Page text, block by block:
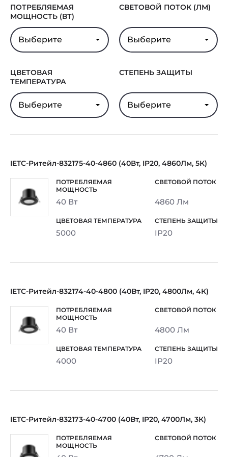
ПОТРЕБЛЯЕМАЯ
МОЩНОСТЬ (ВТ)
Выберите
СВЕТОВОЙ ПОТОК (ЛМ)
Выберите
ЦВЕТОВАЯ
ТЕМПЕРАТУРА
Выберите
СТЕПЕНЬ ЗАЩИТЫ
Выберите
IETC-Ритейл-832175-40-4860 (40Вт, IP20, 4860Лм, 5К)
40 Вт 4860 Лм
5000 IP20
IETC-Ритейл-832174-40-4800 (40Вт, IP20, 4800Лм, 4К)
40 Вт 4800 Лм
4000 IP20
IETC-Ритейл-832173-40-4700 (40Вт, IP20, 4700Лм, 3К)